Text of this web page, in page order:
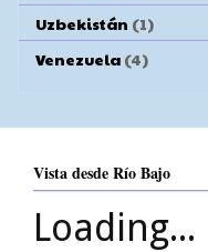
Uzbekistán (1)
Venezuela (4)
Vista desde Río Bajo
Loading...